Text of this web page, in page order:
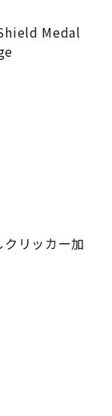
Medal
リッカー加